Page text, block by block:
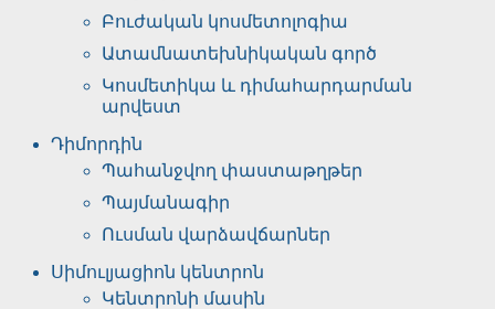
Բուժական կոսմետոլոգիա
Ատամնատեխնիկական գործ
Կոսմետիկա և դիմահարդարման
արվեստ
Դիմորդին
Պահանջվող փաստաթղթեր
Պայմանագիր
Ուսման վարձավճարներ
Սիմուլյացիոն կենտրոն
Կենտրոնի մասին